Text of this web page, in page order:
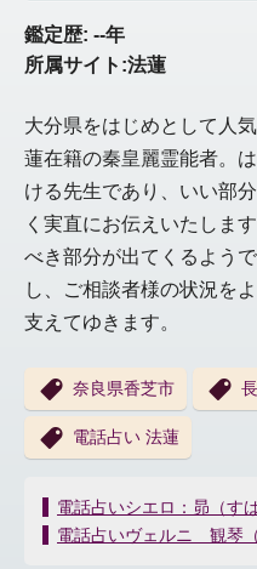
鑑定歴: --年
所属サイト:法蓮
大分県をはじめとして人
蓮在籍の秦皇麗霊能者。
ける先生であり、いい部
く実直にお伝えいたしま
べき部分が出てくるよう
し、ご相談者様の状況を
支えてゆきます。
奈良県香芝市
電話占い 法蓮
投
稿
電話占いシエロ：昴（す
電話占いヴェルニ 観琴